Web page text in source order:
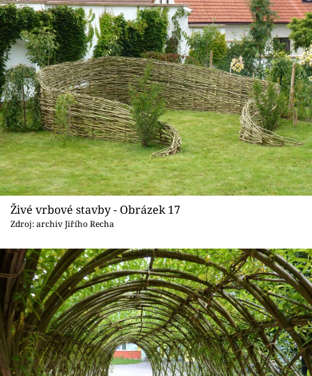
Živé vrbové stavby - Obrázek 17
Zdroj: archiv Jiřího Recha